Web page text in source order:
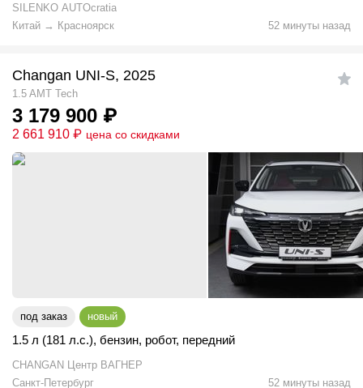
SILENKO AUTOcratia
Китай → Красноярск 52 минуты назад
Changan UNI-S, 2025
1.5 AMT Tech
3 179 900 ₽
2 661 910 ₽ цена со скидками
под заказ новый
1.5 л (181 л.с.), бензин, робот, передний
CHANGAN Центр ВАГНЕР
Санкт-Петербург
52 минуты назад